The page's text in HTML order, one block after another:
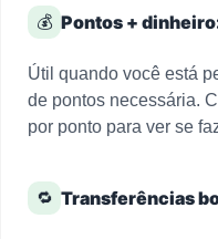
💰 Pontos +
Útil quando você está
de pontos necessária.
por ponto para ver se
🔁 Transferências